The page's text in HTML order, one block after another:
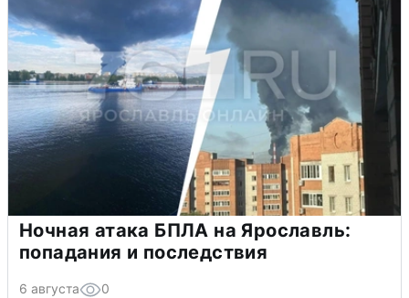
Ночная атака БПЛА на Ярославль:
попадания и последствия
6 августа 0